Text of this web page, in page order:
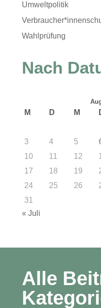
Umweltpolitik
Wahlprüfung
Nach
M D M
3
4 5
10
11 12
17
18 19
24
25 26
31
« Juli
Alle